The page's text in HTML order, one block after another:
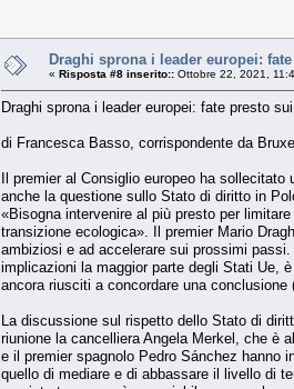
Draghi sprona i leader europei:
« Risposta #8 inserito:: Ottobre 22, 2021,
Draghi sprona i leader europei: fate presto
di Francesca Basso, corrispondente da
Il premier al Consiglio europeo ha
anche la questione sullo Stato di diritto in
«Bisogna intervenire al più presto per
transizione ecologica». Il premier Mario
ambiziosi e ad accelerare sui prossimi
implicazioni la maggior parte degli Stati Ue,
ancora riusciti a concordare una
La discussione sul rispetto dello Stato di
riunione la cancelliera Angela Merkel, che è
e il premier spagnolo Pedro Sánchez hanno
quello di mediare e di abbassare il livello di